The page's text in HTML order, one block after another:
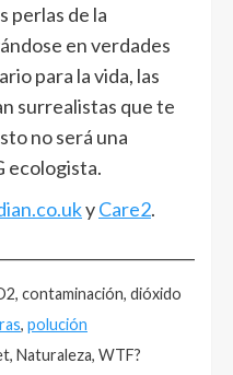
perlas de la
en verdades
para la vida, las
surrealistas que te
no será una
ecologista.
yCare2.
contaminación, dióxido
, polución
Naturaleza, WTF?